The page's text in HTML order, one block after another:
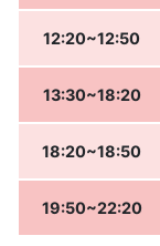
12:20~12:50
13:30~18:20
18:20~18:50
19:50~22:20